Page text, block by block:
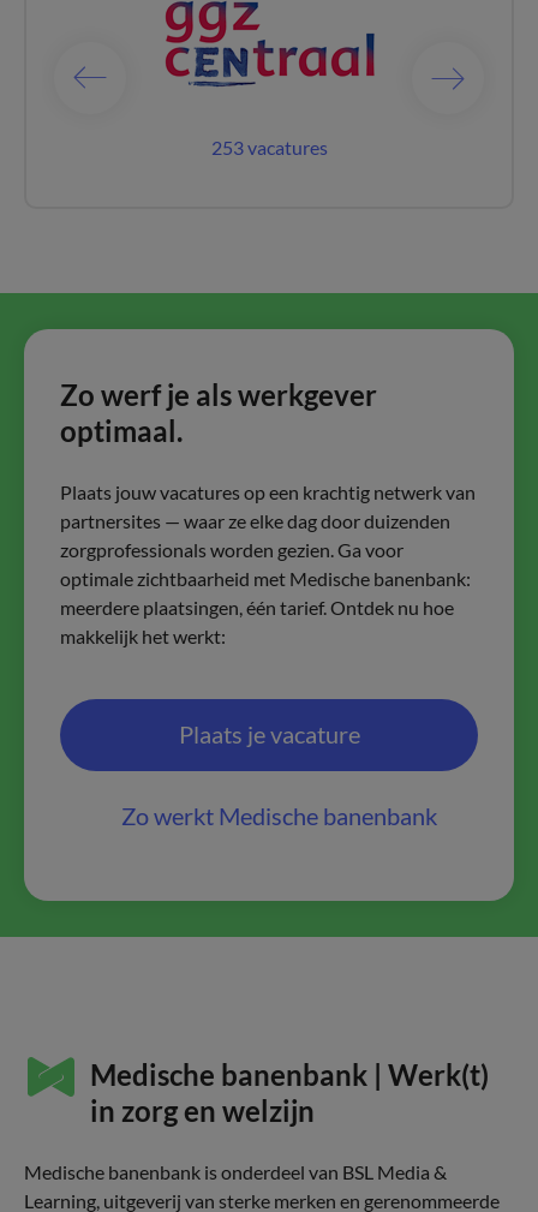
253 vacatures
Zo werf je als werkgever
optimaal.
Plaats jouw vacatures op een krachtig netwerk van
partnersites — waar ze elke dag door duizenden
zorgprofessionals worden gezien. Ga voor
optimale zichtbaarheid met Medische banenbank:
meerdere plaatsingen, één tarief. Ontdek nu hoe
makkelijk het werkt:
Plaats je vacature
Zo werkt Medische banenbank
Medische banenbank | Werk(t)
in zorg en welzijn
Medische banenbank is onderdeel van BSL Media &
Learning, uitgeverij van sterke merken en gerenommeerde